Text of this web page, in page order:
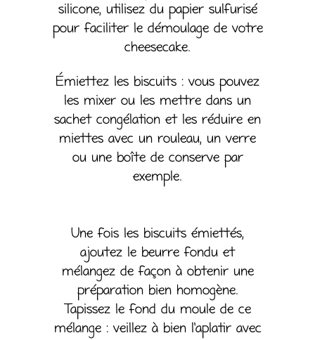
silicone, utilisez du papier sulfurisé
pour faciliter le démoulage de votre
cheesecake.
Émiettez les biscuits : vous pouvez
les mixer ou les mettre dans un
sachet congélation et les réduire en
miettes avec un rouleau, un verre
ou une boîte de conserve par
exemple.
Une fois les biscuits émiettés,
ajoutez le beurre fondu et
mélangez de façon à obtenir une
préparation bien homogène.
Tapissez le fond du moule de ce
mélange : veillez à bien l’aplatir avec